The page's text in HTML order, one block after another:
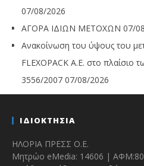
07/08/2026
ΑΓΟΡΑ ΙΔΙΩΝ ΜΕΤΟΧΩΝ 07/
Ανακοίνωση του ύψους του
FLEXOPACK A.E. στο πλαίσιο
3556/2007 07/08/2026
ΙΔΙΟΚΤΗΣΙΑ
ΗΛΟΡΙΑ ΠΡΕΣΣ Ο.Ε.
Μητρώο eMedia: 14606 |